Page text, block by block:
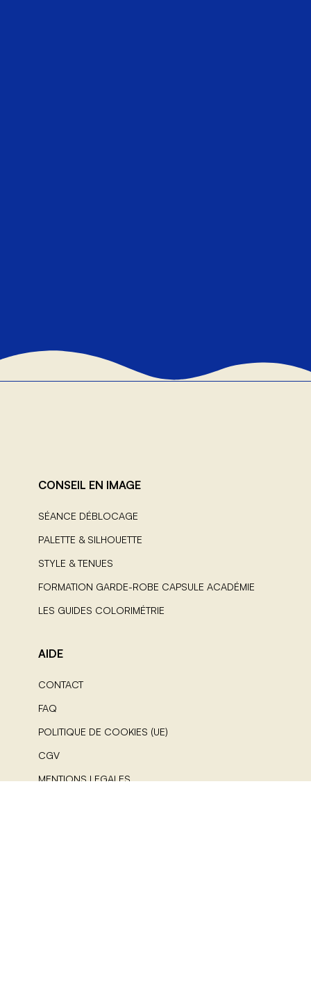
CONSEIL EN IMAGE
SÉANCE DÉBLOCAGE
PALETTE & SILHOUETTE
STYLE & TENUES
FORMATION GARDE-ROBE CAPSULE ACADÉMIE
LES GUIDES COLORIMÉTRIE
AIDE
CONTACT
FAQ
POLITIQUE DE COOKIES (UE)
CGV
MENTIONS LEGALES